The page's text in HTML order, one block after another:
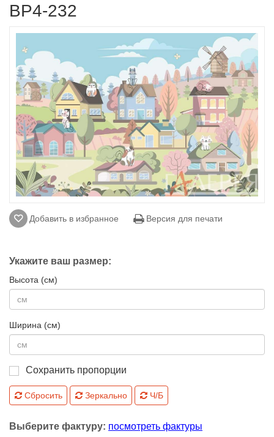
ВР4-232
Добавить в избранное Версия для печати
Укажите ваш размер:
Высота (см)
Ширина (см)
Сохранить пропорции
Сбросить Зеркально Ч/Б
Выберите фактуру: посмотреть фактуры